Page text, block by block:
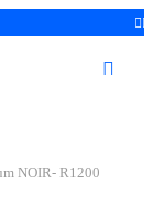
NOIR- R1200